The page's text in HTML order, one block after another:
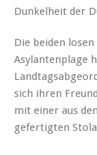
Dunkelheit der
Die beiden
Asylantenplage
sich ihren
mit einer aus
gefertigten